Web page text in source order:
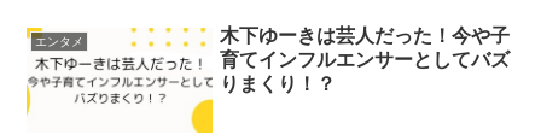
エンタメ
木下ゆーきは芸人だった！今や子
育てインフルエンサーとしてバズ
りまくり！？